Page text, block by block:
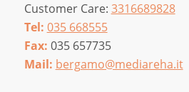
Customer Care: 3316689828
Tel: 035 668555
Fax: 035 657735
Mail: bergamo@mediareha.it